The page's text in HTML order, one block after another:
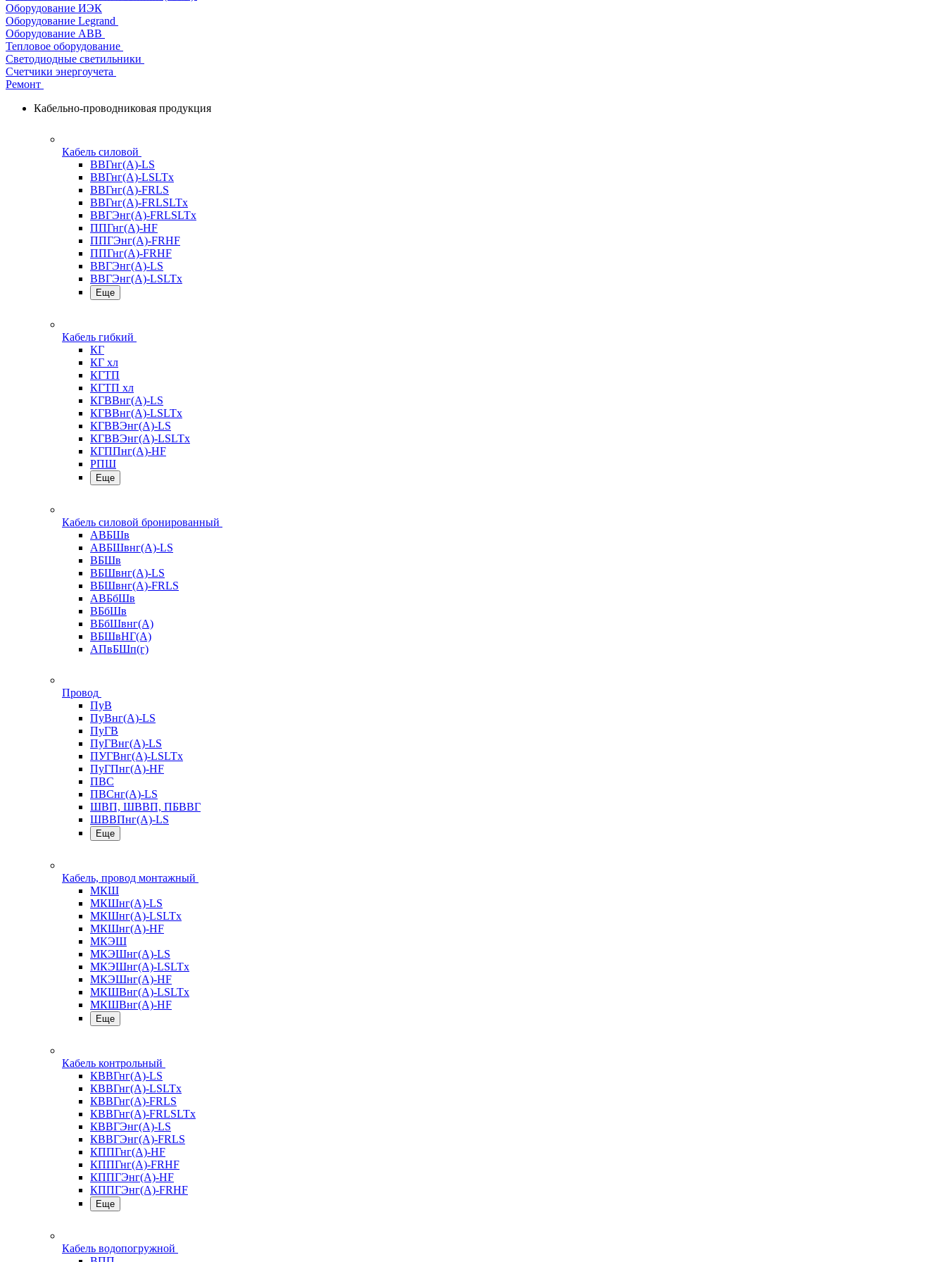
Оборудование ИЭК
Оборудование Legrand
Оборудование АВВ
Тепловое оборудование
Светодиодные светильники
Счетчики энергоучета
Ремонт
Кабельно-проводниковая продукция
Кабель силовой
ВВГнг(А)-LS
ВВГнг(А)-LSLTx
ВВГнг(А)-FRLS
ВВГнг(А)-FRLSLTx
ВВГЭнг(А)-FRLSLTx
ППГнг(А)-HF
ППГЭнг(А)-FRHF
ППГнг(А)-FRHF
ВВГЭнг(А)-LS
ВВГЭнг(А)-LSLTx
Еще
Кабель гибкий
КГ
КГ хл
КГТП
КГТП хл
КГВВнг(А)-LS
КГВВнг(А)-LSLTx
КГВВЭнг(А)-LS
КГВВЭнг(А)-LSLTx
КГППнг(А)-HF
РПШ
Еще
Кабель силовой бронированный
АВБШв
АВБШвнг(А)-LS
ВБШв
ВБШвнг(А)-LS
ВБШвнг(А)-FRLS
АВБбШв
ВБбШв
ВБбШвнг(А)
ВБШвНГ(А)
АПвБШп(г)
Провод
ПуВ
ПуВнг(А)-LS
ПуГВ
ПуГВнг(А)-LS
ПУГВнг(А)-LSLTx
ПуГПнг(А)-HF
ПВС
ПВСнг(А)-LS
ШВП, ШВВП, ПБВВГ
ШВВПнг(А)-LS
Еще
Кабель, провод монтажный
МКШ
МКШнг(А)-LS
МКШнг(А)-LSLTx
МКШнг(А)-HF
МКЭШ
МКЭШнг(А)-LS
МКЭШнг(А)-LSLTx
МКЭШнг(А)-HF
МКШВнг(A)-LSLTx
МКШВнг(А)-HF
Еще
Кабель контрольный
КВВГнг(А)-LS
КВВГнг(А)-LSLTx
КВВГнг(А)-FRLS
КВВГнг(А)-FRLSLTx
КВВГЭнг(А)-LS
КВВГЭнг(А)-FRLS
КППГнг(А)-HF
КППГнг(А)-FRHF
КППГЭнг(А)-HF
КППГЭнг(А)-FRHF
Еще
Кабель водопогружной